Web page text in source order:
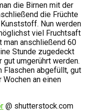
die Birnen mit der
die Früchte
Nun werden
viel Fruchtsaft
man anschließend 60
Stunde zugedeckt
umgerührt werden.
abgefüllt, gut
an einen
@ shutterstock.com